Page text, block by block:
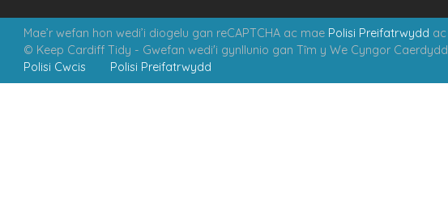
Mae’r wefan hon wedi’i diogelu gan reCAPTCHA ac mae Polisi Preifatrwydd ac
© Keep Cardiff Tidy - Gwefan wedi'i gynllunio gan Tȋm y We Cyngor Caerdydd
Polisi Cwcis
Polisi Preifatrwydd